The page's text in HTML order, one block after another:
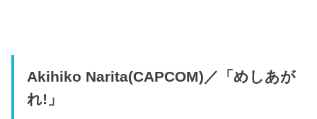
Akihiko Narita(CAPCOM)／「めしあが
れ!」